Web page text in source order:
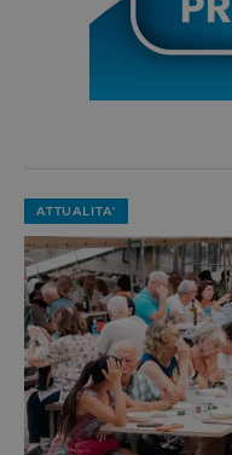
ATTUALITA'